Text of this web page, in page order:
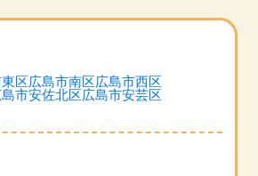
区広島市南区広島市西区
市安佐北区広島市安芸区